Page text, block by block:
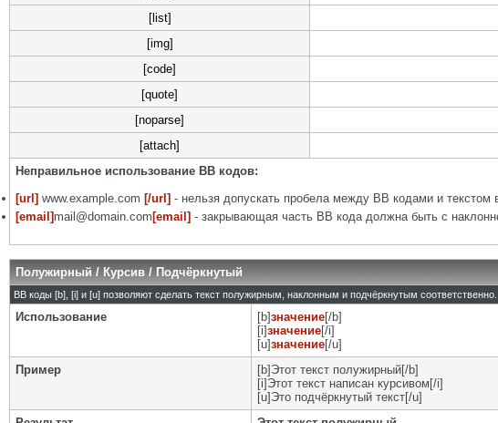
[list]
[img]
[code]
[quote]
[noparse]
[attach]
Неправильное использование BB кодов:
[url] www.example.com [/url] - нельзя допускать пробела между BB кодами и текстом
[email] mail@domain.com [email] - закрывающая часть BB кода должна быть с
Полужирный / Курсив / Подчёркнутый
BB коды [b], [i] и [u] позволяют сделать текст полужирным, наклонным и подчёркнутым соответственно.
Использование [b]значение[/b]
[i]значение[/i]
[u]значение[/u]
Пример
[b]Этот текст полужирный[/b]
[i]Этот текст написан курсивом[/i]
[u]Это подчёркнутый текст[/u]